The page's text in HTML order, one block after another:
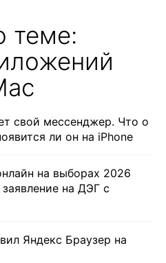
теме:
свой мессенджер. Что о
ли он на iPhone
на выборах 2026
заявление на ДЭГ с
Яндекс Браузер на